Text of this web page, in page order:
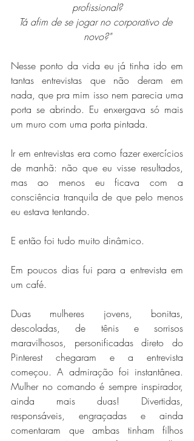
profissional?
Tá afim de se jogar no corporativo de
novo?"
Nesse ponto da vida eu já tinha ido em
tantas entrevistas que não deram em
nada, que pra mim isso nem parecia uma
porta se abrindo. Eu enxergava só mais
um muro com uma porta pintada.
Ir em entrevistas era como fazer exercícios
de manhã: não que eu visse resultados,
mas ao menos eu ficava com a
consciência tranquila de que pelo menos
eu estava tentando.
E então foi tudo muito dinâmico.
Em poucos dias fui para a entrevista em
um café.
Duas mulheres jovens, bonitas,
descoladas, de tênis e sorrisos
maravilhosos, personificadas direto do
Pinterest chegaram e a entrevista
começou. A admiração foi instantânea.
Mulher no comando é sempre inspirador,
ainda mais duas! Divertidas,
responsáveis, engraçadas e ainda
comentaram que ambas tinham filhos